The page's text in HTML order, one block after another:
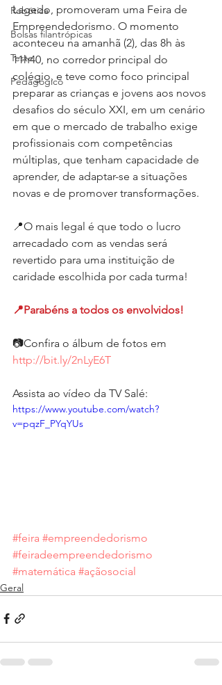
Robótica
Bolsas filantrópicas
Teste
Pedagógico
Lagedo, promoveram uma Feira de
Empreendedorismo. O momento
aconteceu na amanhã (2), das 8h às
11h40, no corredor principal do
colégio, e teve como foco principal
preparar as crianças e jovens aos novos
desafios do século XXI, em um cenário
em que o mercado de trabalho exige
profissionais com competências
múltiplas, que tenham capacidade de
aprender, de adaptar-se a situações
novas e de promover transformações.
📍O mais legal é que todo o lucro
arrecadado com as vendas será
revertido para uma instituição de
caridade escolhida por cada turma!
📍Parabéns a todos os envolvidos!
📷Confira o álbum de fotos em
http://bit.ly/2nLyE6T
Assista ao vídeo da TV Salé:
https://www.youtube.com/watch?
v=pqzF_PYqYUs
#feira #empreendedorismo
#feiradeempreendedorismo
#matemática #açãosocial
Geral